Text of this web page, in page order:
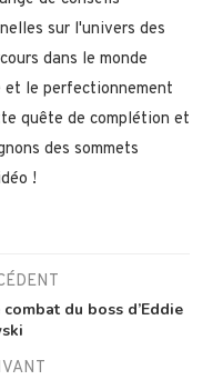
sur l'univers des
dans le monde
et le perfectionnement
quête de complétion et
des sommets
!
du boss d’Eddie